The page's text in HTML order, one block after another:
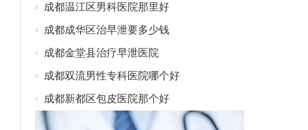
成都温江区男科医院那里好
成都成华区治早泄要多少钱
成都金堂县治疗早泄医院
成都双流男性专科医院哪个好
成都新都区包皮医院那个好